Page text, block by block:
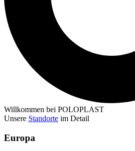
Willkommen bei POLOPLAST
Unsere Standorte im Detail
Europa